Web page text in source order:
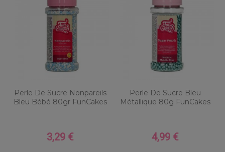
Perle De Sucre Nonpareils
Bleu Bébé 80gr FunCakes
Prix
3,29 €
Perle De Sucre Bleu
Métallique 80g FunCakes
Prix
4,99 €